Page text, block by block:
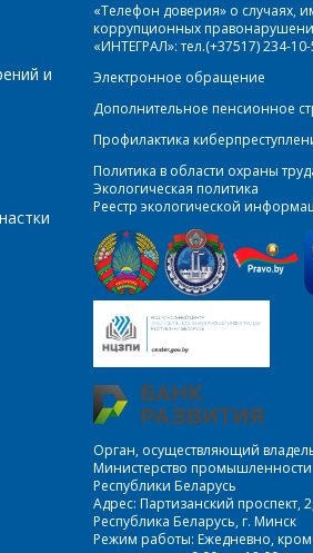
и
«Телефон доверия» о случаях,
коррупционных
«ИНТЕГРАЛ»: тел.(+37517) 234-
Электронное обращение
Дополнительное пенсионное
Профилактика
Политика в области охраны
Экологическая политика
Реестр экологической
Орган, осуществляющий
Министерство промышленности
Республики Беларусь
Адрес: Партизанский проспект,
Республика Беларусь, г. Минск
Режим работы: Ежедневно,